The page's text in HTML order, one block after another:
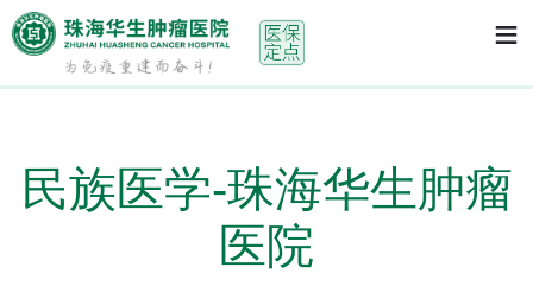
≡
首页 > 民族医学-珠海华生肿瘤医院
民族医学-珠海华生肿瘤
医院